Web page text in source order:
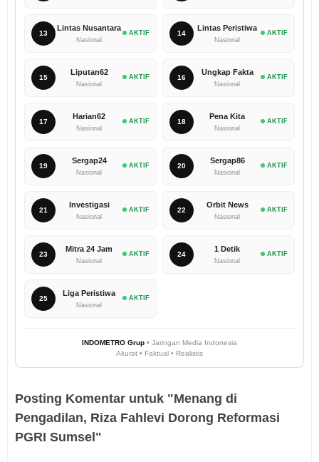
13
Lintas Nusantara
Nasional
AKTIF 14
Lintas Peristiwa
Nasional
AKTIF
15
Liputan62
Nasional
AKTIF 16
Ungkap Fakta
Nasional
AKTIF
17
Harian62
Nasional
AKTIF 18
Pena Kita
Nasional
AKTIF
19
Sergap24
Nasional
AKTIF 20
Sergap86
Nasional
AKTIF
21
Investigasi
Nasional
AKTIF 22
Orbit News
Nasional
AKTIF
23
Mitra 24 Jam
Nasional
AKTIF 24
1 Detik
Nasional
AKTIF
25
Liga Peristiwa
Nasional
AKTIF
INDOMETRO Grup • Jaringan Media Indonesia
Akurat • Faktual • Realistis
Posting Komentar untuk "Menang di
Pengadilan, Riza Fahlevi Dorong Reformasi
PGRI Sumsel"